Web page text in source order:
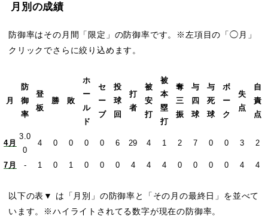
月別の成績
防御率はその月間「限定」の防御率です。※左項目の「◯月」
クリックでさらに絞り込めます。
月
防
御
率
登
板
勝 敗
ホ
ー
ル
ド
セ
ー
ブ
投
球
回
打
者
被
安
打
被
本
塁
打
奪
三
振
与
四
球
与
死
球
ボ
ー
ク
失
点
自
責
点
4月
3.0
0
4 0 0 0 0 6 29 4 1 2 7 0 0 3 2
7月 - 1 0 1 0 0 0 4 4 4 0 0 0 0 4 4
以下の表▼ は「月別」の防御率と「その月の最終日」を並べて
います。※ハイライトされてる数字が現在の防御率。